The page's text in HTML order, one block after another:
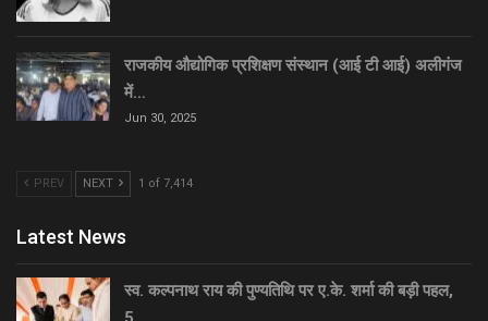
राजकीय औद्योगिक प्रशिक्षण संस्थान (आई टी आई) अलीगंज
में…
Jun 30, 2025
PREV NEXT 1 of 7,414
Latest News
स्व. कल्पनाथ राय की पुण्यतिथि पर ए.के. शर्मा की बड़ी पहल,